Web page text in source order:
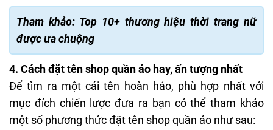
Tham khảo: Top 10+ thương hiệu thời trang nữ
được ưa chuộng
4. Cách đặt tên shop quần áo hay, ấn tượng nhất
Để tìm ra một cái tên hoàn hảo, phù hợp nhất với
mục đích chiến lược đưa ra bạn có thể tham khảo
một số phương thức đặt tên shop quần áo như sau: